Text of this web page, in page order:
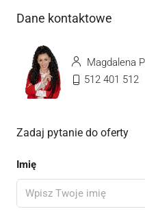
Dane kontaktowe
Magdalena
512 401 512
Zadaj pytanie do oferty
Imię